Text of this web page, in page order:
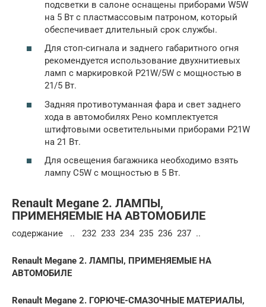
подсветки в салоне оснащены приборами W5W
на 5 Вт с пластмассовым патроном, который
обеспечивает длительный срок службы.
Для стоп-сигнала и заднего габаритного огня
рекомендуется использование двухнитиевых
ламп с маркировкой P21W/5W с мощностью в
21/5 Вт.
Задняя противотуманная фара и свет заднего
хода в автомобилях Рено комплектуется
штифтовыми осветительными приборами P21W
на 21 Вт.
Для освещения багажника необходимо взять
лампу C5W с мощностью в 5 Вт.
Renault Megane 2. ЛАМПЫ,
ПРИМЕНЯЕМЫЕ НА АВТОМОБИЛЕ
содержание .. 232 233 234 235 236 237 ..
Renault Megane 2. ЛАМПЫ, ПРИМЕНЯЕМЫЕ НА
АВТОМОБИЛЕ
Renault Megane 2. ГОРЮЧЕ-СМАЗОЧНЫЕ МАТЕРИАЛЫ,